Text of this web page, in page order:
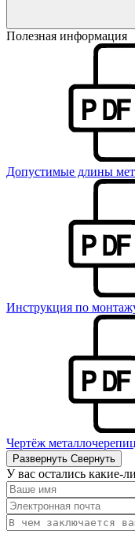
Полезная информация
Допустимые длины
Инструкция по
Чертёж
Развернуть Свернуть
У вас остались какие-